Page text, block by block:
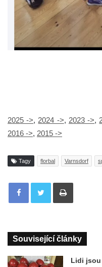
2025 ->, 2024 ->, 2023 ->,
2016 ->, 2015 ->
Tagy florbal Varnsdorf
Tisknout
Související články
Lidi